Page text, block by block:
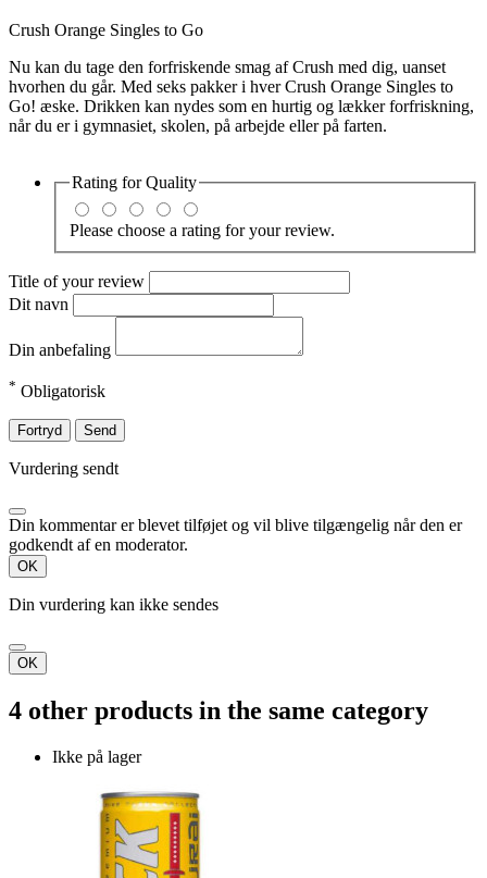
Crush Orange Singles to Go
Nu kan du tage den forfriskende smag af Crush med dig, uanset
hvorhen du går. Med seks pakker i hver Crush Orange Singles to
Go! æske. Drikken kan nydes som en hurtig og lækker forfriskning,
når du er i gymnasiet, skolen, på arbejde eller på farten.
Rating forQuality
Please choose a rating for your review.
Title of your review
Dit navn
Din anbefaling
* Obligatorisk
Fortryd Send
Vurdering sendt
Din kommentar er blevet tilføjet og vil blive tilgængelig når den er
godkendt af en moderator.
OK
Din vurdering kan ikke sendes
OK
4 other products in the same category
Ikke på lager